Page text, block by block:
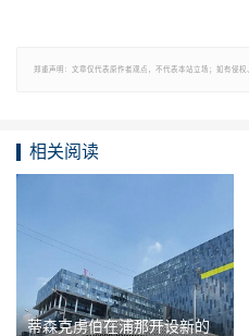
郑重声明：文章仅代表原作者观点，不代表本站立场；如有侵
相关阅读
蒂森克虏伯在浦那开设新的